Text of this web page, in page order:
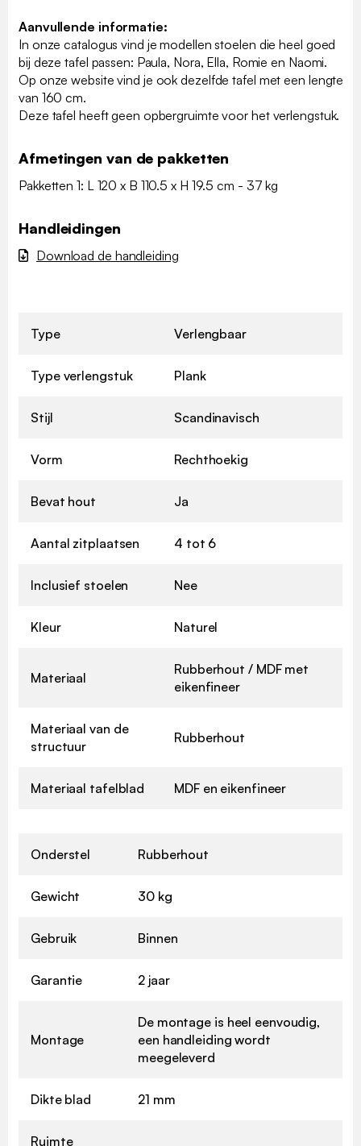
Aanvullende informatie:
In onze catalogus vind je modellen stoelen die heel goed
bij deze tafel passen: Paula, Nora, Ella, Romie en Naomi.
Op onze website vind je ook dezelfde tafel met een lengte
van 160 cm.
Deze tafel heeft geen opbergruimte voor het verlengstuk.
Afmetingen van de pakketten
Pakketten 1: L 120 x B 110.5 x H 19.5 cm - 37 kg
Handleidingen
Download de handleiding
Type Verlengbaar
Type verlengstuk Plank
Stijl Scandinavisch
Vorm Rechthoekig
Bevat hout Ja
Aantal zitplaatsen 4 tot 6
Inclusief stoelen Nee
Kleur Naturel
Materiaal
Rubberhout / MDF met
eikenfineer
Materiaal van de
structuur
Rubberhout
Materiaal tafelblad MDF en eikenfineer
Onderstel Rubberhout
Gewicht 30 kg
Gebruik Binnen
Garantie 2 jaar
Montage
De montage is heel eenvoudig,
een handleiding wordt
meegeleverd
Dikte blad 21 mm
Ruimte